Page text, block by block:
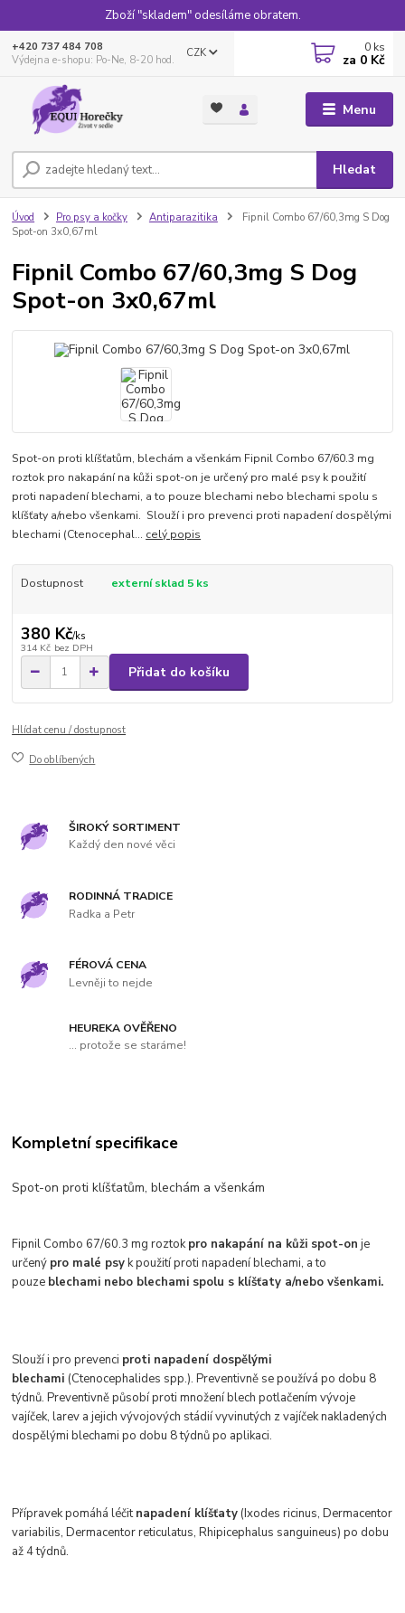
Zboží "skladem" odesíláme obratem.
Menu
CZK
Hledat
+420 737 484 708
Výdejna e-shopu: Po-Ne, 8-20 hod.
0 ks
za 0 Kč
Úvod Pro psy a kočky Antiparazitika
Fipnil Combo 67/60,3mg S Dog
Spot-on 3x0,67ml
Fipnil Combo 67/60,3mg S Dog
Spot-on 3x0,67ml
Spot-on proti klíšťatům, blechám a všenkám Fipnil Combo 67/60.3 mg
roztok pro nakapání na kůži spot-on je určený pro malé psy k použití
proti napadení blechami, a to pouze blechami nebo blechami spolu s
klíšťaty a/nebo všenkami. Slouží i pro prevenci proti napadení dospělými
blechami (Ctenocephal... celý popis
Dostupnost externí sklad 5 ks
380 Kč/ks
314 Kč bez DPH
Přidat do košíku
Hlídat cenu / dostupnost
Do oblíbených
ŠIROKÝ SORTIMENT
Každý den nové věci
RODINNÁ TRADICE
Radka a Petr
FÉROVÁ CENA
Levněji to nejde
HEUREKA OVĚŘENO
... protože se staráme!
Kompletní specifikace
Spot-on proti klíšťatům, blechám a všenkám
Fipnil Combo 67/60.3 mg roztokpro nakapání na kůži spot-on je
určený pro malé psyk použití proti napadení blechami, a to
pouze blechami nebo blechami spolu s klíšťaty a/nebo všenkami.
Slouží i pro prevenci proti napadení dospělými
blechami (Ctenocephalides spp.). Preventivně se používá po dobu 8
týdnů. Preventivně působí proti množení blech potlačením vývoje
vajíček, larev a jejich vývojových stádií vyvinutých z vajíček nakladených
dospělými blechami po dobu 8 týdnů po aplikaci.
Přípravek pomáhá léčitnapadení klíšťaty (Ixodes ricinus, Dermacentor
variabilis, Dermacentor reticulatus, Rhipicephalus sanguineus) po dobu
až 4 týdnů.